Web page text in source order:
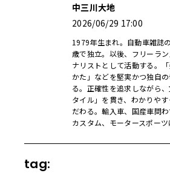
中三川大地
2026/06/29 17:00
1979年生まれ。自動車雑誌
歳で独立。以後、フリーラ
ナリストとして活動する。
かた」などを堅実かつ独自
る。正確性を追求しながら
タイル」を貫き、わかりや
だわる。輸入車、国産車問
カスタム、モータースポーツ
tag: